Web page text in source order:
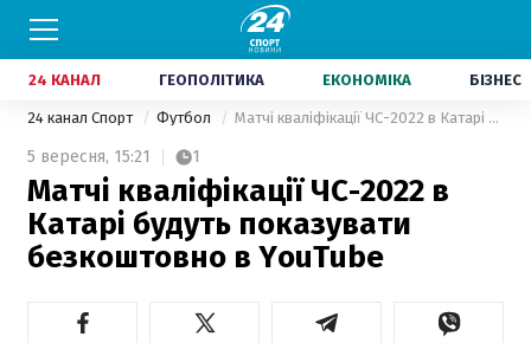
24 КАНАЛ ГЕОПОЛІТИКА ЕКОНОМІКА БІЗНЕС
24 канал Спорт Футбол Матчі кваліфікації ЧС-2022 в Катарі будуть показувати безкоштовно в YouTube
5 вересня, 15:21 1
Матчі кваліфікації ЧС-2022 в
Катарі будуть показувати
безкоштовно в YouTube